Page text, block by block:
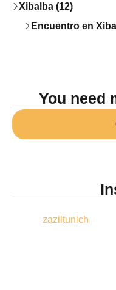
Xibalba (12)
Encuentro en
You need
zaziltunich